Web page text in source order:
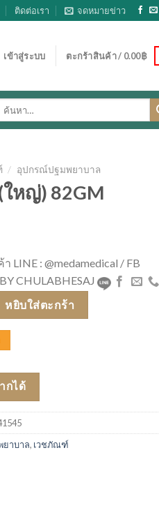
ติดต่อเรา จดหมายข่าว
เข้าสู่ระบบ ตะกร้าสินค้า / 0.00฿
ค้นหา:
/ อุปกรณ์ปฐมพยาบาล
ใหญ่) 82GM
LINE : @medamedical / FB
CHULABHESAJ
หญ่) 82GM ชิ้น
หยิบใส่ตะกร้า
กได้
ยาบาล, เวชภัณฑ์